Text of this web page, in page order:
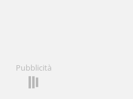
Pubblicità